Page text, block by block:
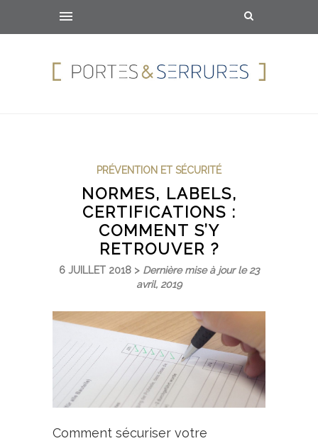
PRÉVENTION ET SÉCURITÉ
NORMES, LABELS,
CERTIFICATIONS :
COMMENT S’Y
RETROUVER ?
6 JUILLET 2018 > Dernière mise à jour le 23
avril, 2019
Comment sécuriser votre